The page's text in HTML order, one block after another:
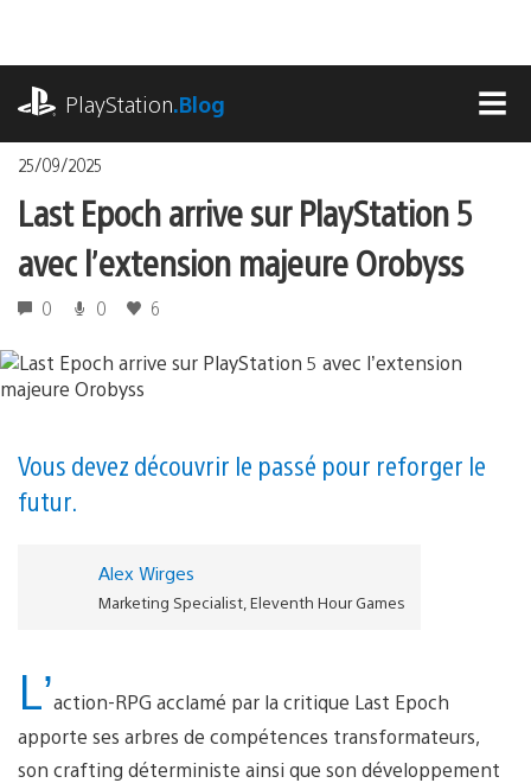
contenu
PlayStation.Blog
25/09/2025
Last Epoch arrive sur PlayStation 5
avec l’extension majeure Orobyss
0 0 6
Vous devez découvrir le passé pour reforger le
futur.
Alex Wirges
Marketing Specialist, Eleventh Hour Games
L’action-RPG acclamé par la critique Last Epoch
apporte ses arbres de compétences transformateurs,
son crafting déterministe ainsi que son développement